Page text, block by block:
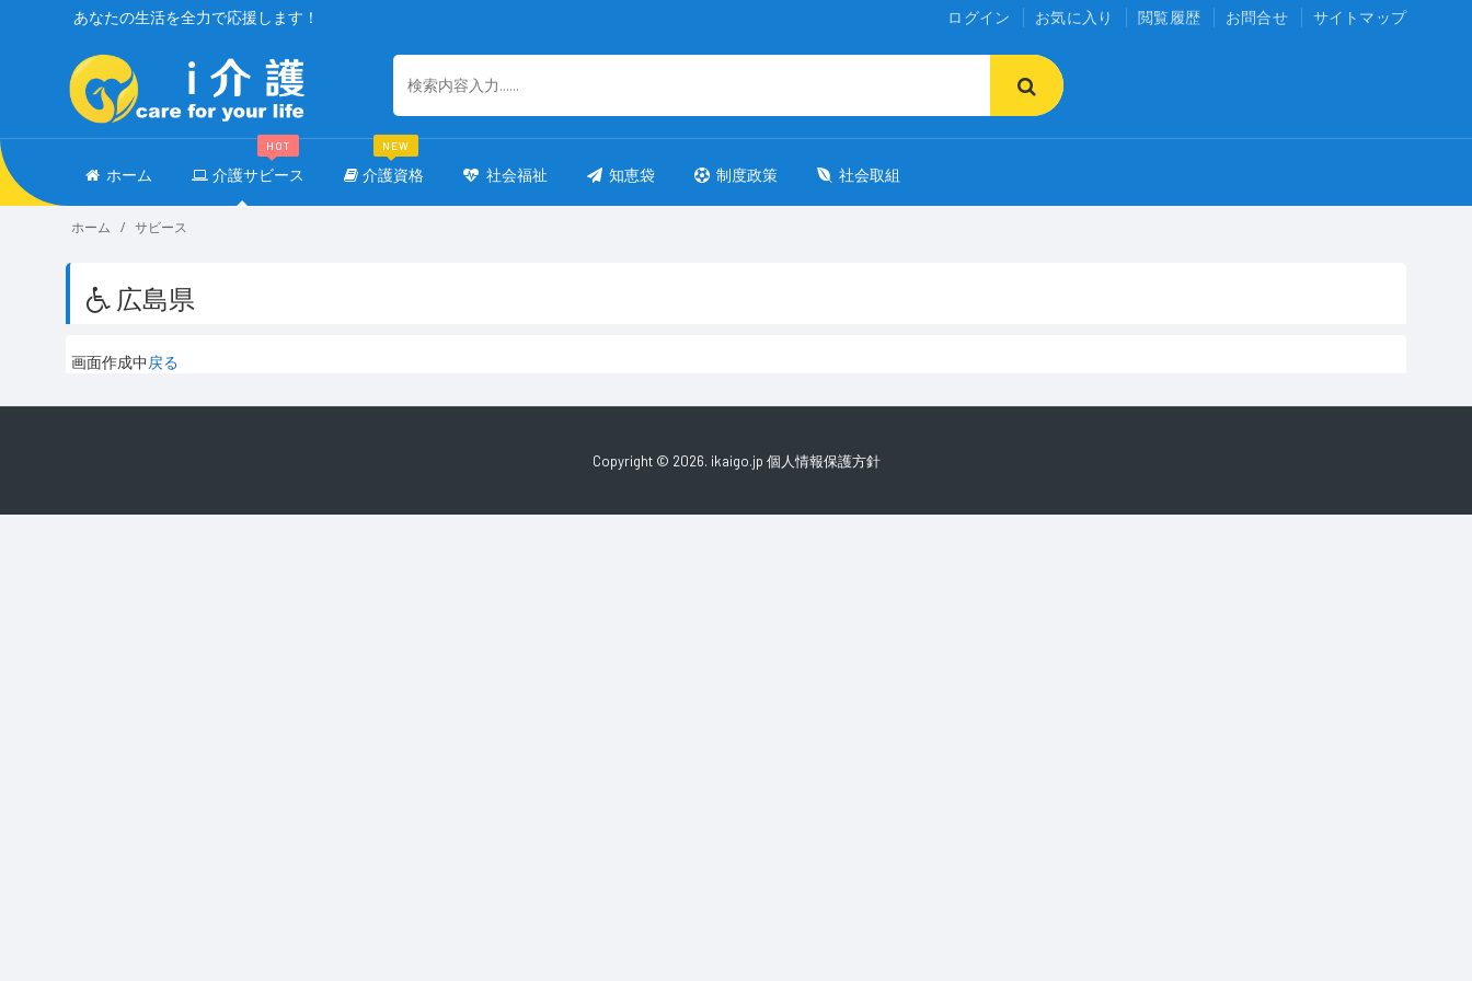
ログイン お気に入り 閲覧履歴 お問合せ サイトマップ
あなたの生活を全力で応援します！
ホーム 介護サビース
HOT
介護資格
NEW
社会福祉 知恵袋 制度政策 社会取組
ホーム サビース
広島県
画面作成中 戻る
Copyright © 2026. ikaigo.jp 個人情報保護方針